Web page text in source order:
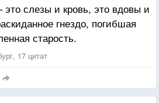
слезы и кровь, это вдовы и
гнездо, погибшая
старость.
17 цитат